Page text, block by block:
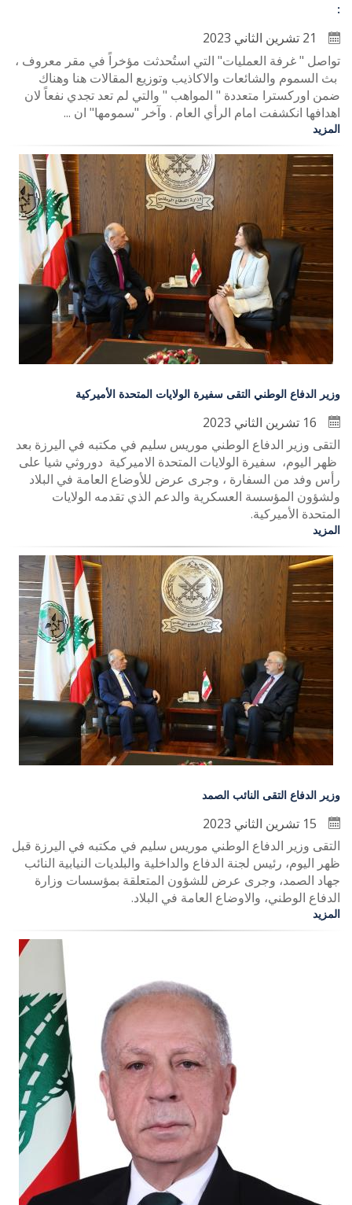
:
تواصل " غرفة العمليات" التي استُحدثت مؤخراً في مقر معروف ،
بث السموم والشائعات والاكاذيب وتوزيع المقالات هنا وهناك
ضمن اوركسترا متعددة " المواهب " والتي لم تعد تجدي نفعاً لان
اهدافها انكشفت امام الرأي العام . وآخر "سمومها" ان ...
المزيد
وزير الدفاع الوطني التقى سفيرة الولايات المتحدة الأميركية
التقى وزير الدفاع الوطني موريس سليم في مكتبه في اليرزة بعد
ظهر اليوم، سفيرة الولايات المتحدة الاميركية دوروثي شيا على
رأس وفد من السفارة ، وجرى عرض للأوضاع العامة في البلاد
ولشؤون المؤسسة العسكرية والدعم الذي تقدمه الولايات
المتحدة الأميركية.
المزيد
وزير الدفاع التقى النائب الصمد
التقى وزير الدفاع الوطني موريس سليم في مكتبه في اليرزة قبل
ظهر اليوم، رئيس لجنة الدفاع والداخلية والبلديات النيابية النائب
جهاد الصمد، وجرى عرض للشؤون المتعلقة بمؤسسات وزارة
الدفاع الوطني، والاوضاع العامة في البلاد.
المزيد